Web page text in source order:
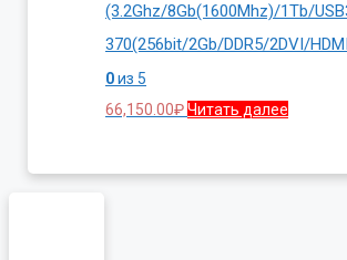
(3.2Ghz/8Gb(1600Mhz)/1Tb/
370(256bit/2Gb/DDR5/2DVI/
0из 5
66,150.00₽Читать далее